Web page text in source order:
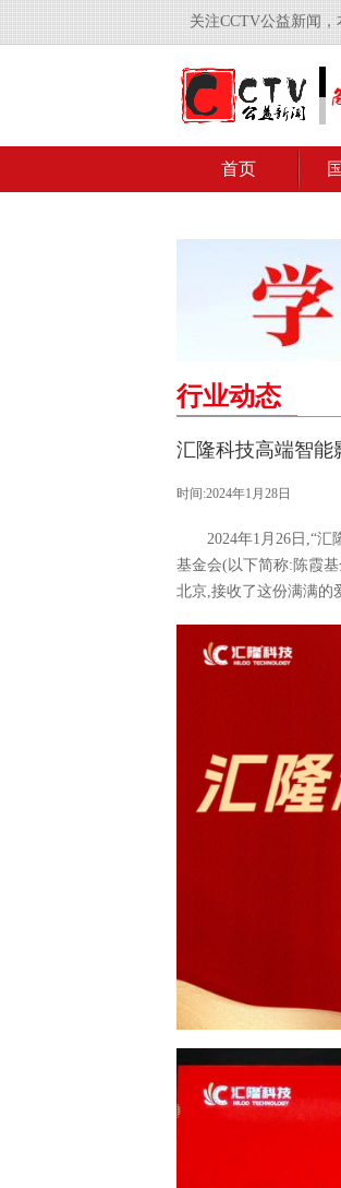
关注CCTV公益新闻，
首页
行业动态
汇隆科技高端智能
时间:2024年1月28日
2024年1月26日,“
基金会(以下简称:陈霞
北京,接收了这份满满的